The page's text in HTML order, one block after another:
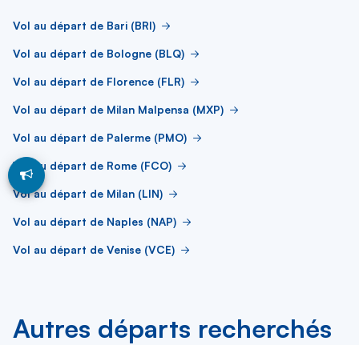
Vol au départ de Bari (BRI)
Vol au départ de Bologne (BLQ)
Vol au départ de Florence (FLR)
Vol au départ de Milan Malpensa (MXP)
Vol au départ de Palerme (PMO)
Vol au départ de Rome (FCO)
Vol au départ de Milan (LIN)
Vol au départ de Naples (NAP)
Vol au départ de Venise (VCE)
Autres départs recherchés